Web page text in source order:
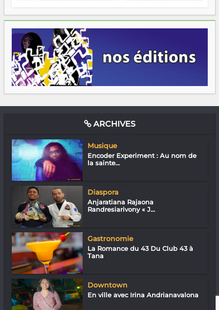
ARCHIVES
Musique
Encoder Experiment : Au nom de
la sainte...
Diaspora
Anjaratiana Rajaona
Randresiarivony « J...
Gastronomie
La Romance du 43 Du Club 43 à
Tana
Downtown
En ville avec Irina Andrianavalona